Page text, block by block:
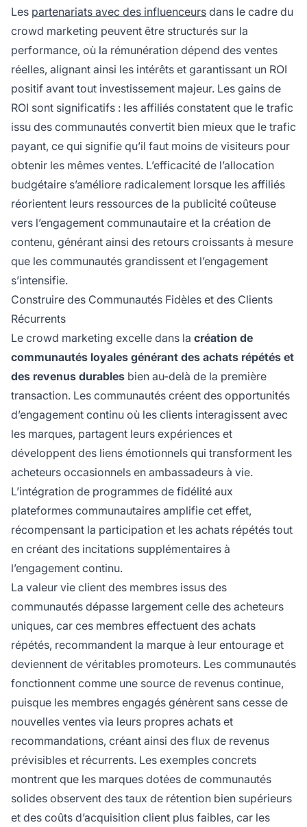
Les partenariats avec des influenceurs dans le cadre du
crowd marketing peuvent être structurés sur la
performance, où la rémunération dépend des ventes
réelles, alignant ainsi les intérêts et garantissant un ROI
positif avant tout investissement majeur. Les gains de
ROI sont significatifs : les affiliés constatent que le trafic
issu des communautés convertit bien mieux que le trafic
payant, ce qui signifie qu’il faut moins de visiteurs pour
obtenir les mêmes ventes. L’efficacité de l’allocation
budgétaire s’améliore radicalement lorsque les affiliés
réorientent leurs ressources de la publicité coûteuse
vers l’engagement communautaire et la création de
contenu, générant ainsi des retours croissants à mesure
que les communautés grandissent et l’engagement
s’intensifie.
Construire des Communautés Fidèles et des Clients
Récurrents
Le crowd marketing excelle dans la création de
communautés loyales générant des achats répétés et
des revenus durables bien au-delà de la première
transaction. Les communautés créent des opportunités
d’engagement continu où les clients interagissent avec
les marques, partagent leurs expériences et
développent des liens émotionnels qui transforment les
acheteurs occasionnels en ambassadeurs à vie.
L’intégration de programmes de fidélité aux
plateformes communautaires amplifie cet effet,
récompensant la participation et les achats répétés tout
en créant des incitations supplémentaires à
l’engagement continu.
La valeur vie client des membres issus des
communautés dépasse largement celle des acheteurs
uniques, car ces membres effectuent des achats
répétés, recommandent la marque à leur entourage et
deviennent de véritables promoteurs. Les communautés
fonctionnent comme une source de revenus continue,
puisque les membres engagés génèrent sans cesse de
nouvelles ventes via leurs propres achats et
recommandations, créant ainsi des flux de revenus
prévisibles et récurrents. Les exemples concrets
montrent que les marques dotées de communautés
solides observent des taux de rétention bien supérieurs
et des coûts d’acquisition client plus faibles, car les